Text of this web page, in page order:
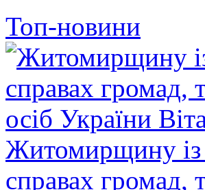
Топ-новини
Житомирщину із
справах громад,